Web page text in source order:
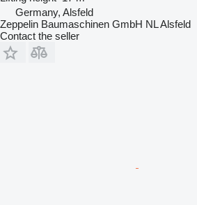
Germany, Alsfeld
Zeppelin Baumaschinen GmbH NL Alsfeld
Contact the seller